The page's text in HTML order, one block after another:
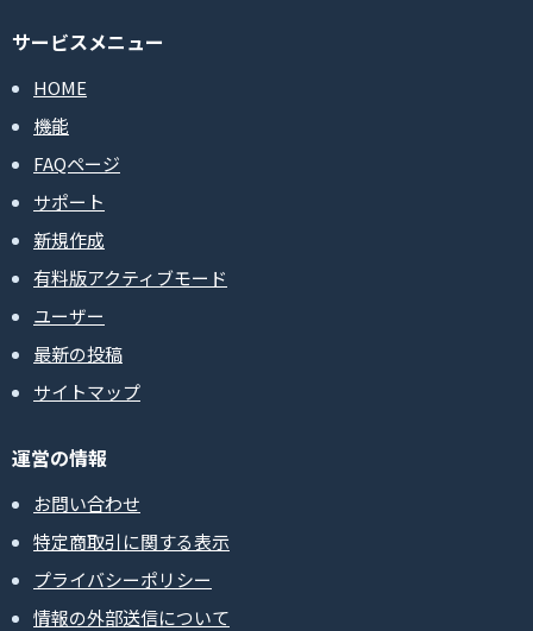
サービスメニュー
HOME
機能
FAQページ
サポート
新規作成
有料版アクティブモード
ユーザー
最新の投稿
サイトマップ
運営の情報
お問い合わせ
特定商取引に関する表示
プライバシーポリシー
情報の外部送信について